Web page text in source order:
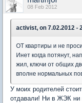
08 Feb 2012
activist, on 7.02.2012 -
ОТ квартиры и не
Инет когда потянут,
жил, ключи от общих
вполне нормальных
У моих родителей
отдавали! Ни в ЖЭК ни